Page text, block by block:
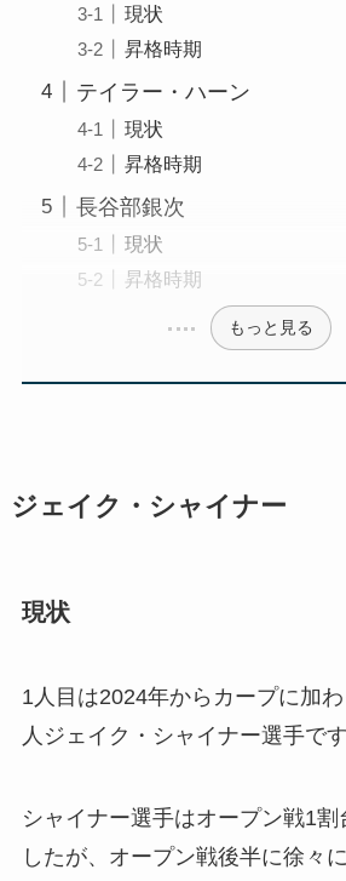
現状
昇格時期
テイラー・ハーン
現状
昇格時期
長谷部銀次
現状
昇格時期
もっと見る
ジェイク・シャイナー
現状
1人目は2024年からカープに加
人ジェイク・シャイナー選手です
シャイナー選手はオープン戦1割
したが、オープン戦後半に徐々